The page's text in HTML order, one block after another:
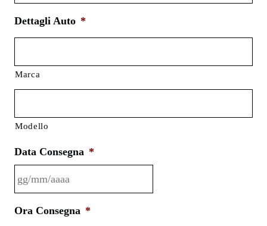
Dettagli Auto *
Marca
Modello
Data Consegna *
slash
Ora Consegna *